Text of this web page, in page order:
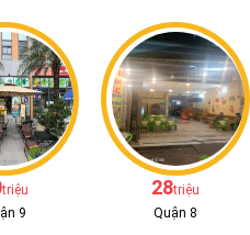
triệu
9
28triệu
Quận 8